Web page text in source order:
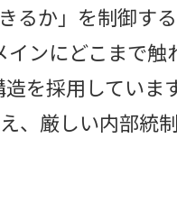
るか」を制御す
ンにどこまで
を採用していま
、厳しい内部統